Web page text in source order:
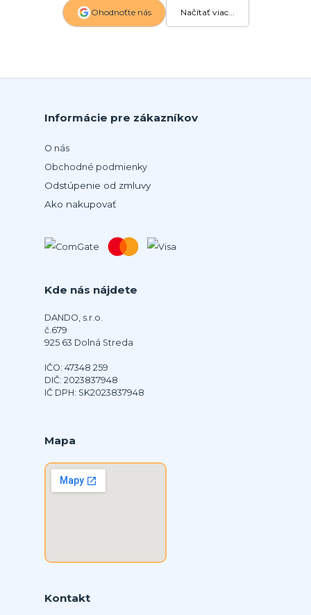
Ohodnoťte nás Načítať viac...
Informácie pre zákazníkov
O nás
Obchodné podmienky
Odstúpenie od zmluvy
Ako nakupovať
Kde nás nájdete
DANDO, s.r.o.
č.679
925 63 Dolná Streda
IČO: 47348 259
DIČ: 2023837948
IČ DPH: SK2023837948
Mapa
Kontakt